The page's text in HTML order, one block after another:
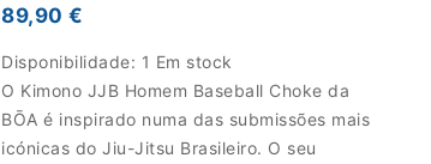
89,90 €
Disponibilidade: 1 Em stock
O Kimono JJB Homem Baseball Choke da
BŌA é inspirado numa das submissões mais
icónicas do Jiu-Jitsu Brasileiro. O seu